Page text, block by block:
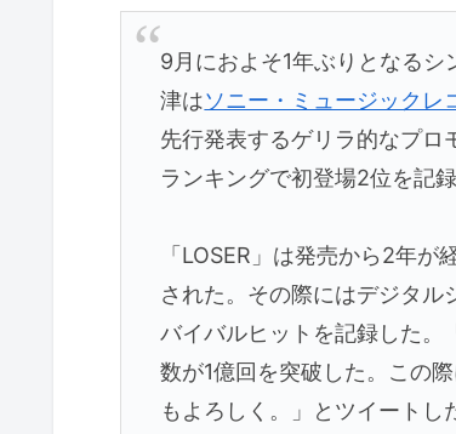
9月におよそ1年ぶりとなるシ
津はソニー・ミュージックレ
先行発表するゲリラ的なプロ
ランキングで初登場2位を記
「LOSER」は発売から2年が
された。その際にはデジタル
バイバルヒットを記録した。
数が1億回を突破した。この
もよろしく。」とツイートし